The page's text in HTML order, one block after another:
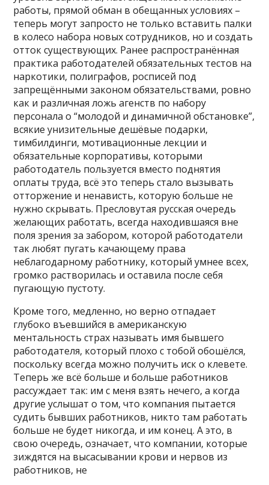
работы, прямой обман в обещанных условиях –
теперь могут запросто не только вставить палки
в колесо набора новых сотрудников, но и создать
отток существующих. Ранее распространённая
практика работодателей обязательных тестов на
наркотики, полиграфов, росписей под
запрещёнными законом обязательствами, ровно
как и различная ложь агенств по набору
персонала о “молодой и динамичной обстановке”,
всякие унизительные дешёвые подарки,
тимбилдинги, мотивационные лекции и
обязательные корпоративы, которыми
работодатель пользуется вместо поднятия
оплаты труда, всё это теперь стало вызывать
отторжение и ненависть, которую больше не
нужно скрывать. Пресловутая русская очередь
желающих работать, всегда находившаяся вне
поля зрения за забором, которой работодатели
так любят пугать качающему права
неблагодарному работнику, который умнее всех,
громко растворилась и оставила после себя
пугающую пустоту.
Кроме того, медленно, но верно отпадает
глубоко въевшийся в американскую
ментальность страх называть имя бывшего
работодателя, который плохо с тобой обошёлся,
поскольку всегда можно получить иск о клевете.
Теперь же всё больше и больше работников
рассуждает так: им с меня взять нечего, а когда
другие услышат о том, что компания пытается
судить бывших работников, никто там работать
больше не будет никогда, и им конец. А это, в
свою очередь, означает, что компании, которые
зиждятся на высасывании крови и нервов из
работников, не